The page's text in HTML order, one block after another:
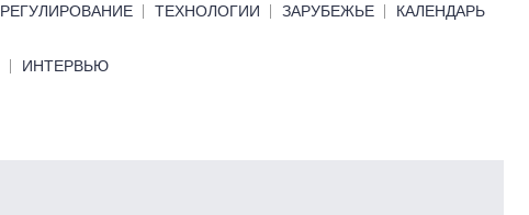
РЕГУЛИРОВАНИЕ ТЕХНОЛОГИИ ЗАРУБЕЖЬЕ КАЛЕНДАРЬ
ИНТЕРВЬЮ